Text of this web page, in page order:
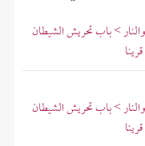
> باب تحريش الشيطان
> باب تحريش الشيطان